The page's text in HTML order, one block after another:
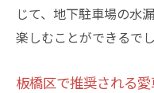
じて、地下駐車場の水
楽しむことができるでし
板橋区で推奨される